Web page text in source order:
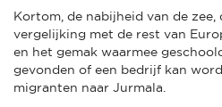
Kortom, de nabijheid van de zee,
vergelijking met de rest van
en het gemak waarmee
gevonden of een bedrijf kan
migranten naar Jurmala.